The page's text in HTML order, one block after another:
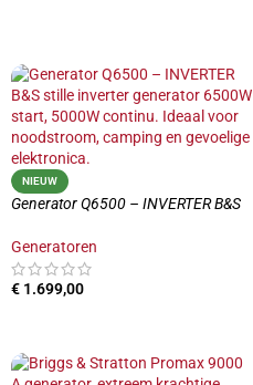
NIEUW
Generator Q6500 – INVERTER B&S
Generatoren
€ 1.699,00